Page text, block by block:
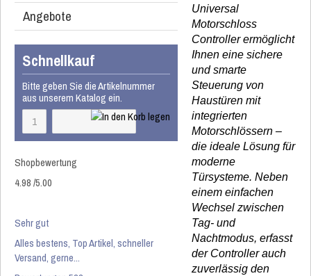
Angebote
Schnellkauf
Bitte geben Sie die Artikelnummer
aus unserem Katalog ein.
Shopbewertung
4.98/5.00
Sehr gut
Alles bestens, Top Artikel, schneller
Versand, gerne...
Universal
Motorschloss
Controller ermöglicht
Ihnen eine sichere
und smarte
Steuerung von
Haustüren mit
integrierten
Motorschlössern –
die ideale Lösung für
moderne
Türsysteme. Neben
einem einfachen
Wechsel zwischen
Tag- und
Nachtmodus, erfasst
der Controller auch
zuverlässig den